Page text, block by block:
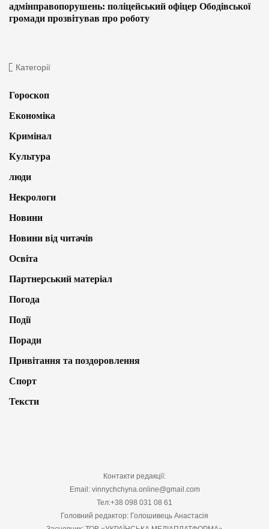
адмінправопорушень: поліцейський офіцер Ободівської
громади прозвітував про роботу
Категорії
Гороскоп
Економіка
Кримінал
Культура
люди
Некрологи
Новини
Новини від читачів
Освіта
Партнерський матеріал
Погода
Події
Поради
Привітання та поздоровлення
Спорт
Тексти
Контакти редакції:
Email: vinnychchyna.online@gmail.com
Тел:+38 098 031 08 61
Головний редактор: Голошивець Анастасія